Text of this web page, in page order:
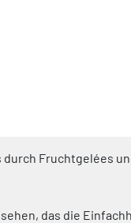
Fruchtgelées
das die